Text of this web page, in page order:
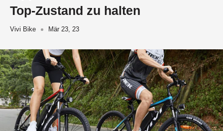
Top-Zustand zu halten
Vivi Bike Mär 23, 23